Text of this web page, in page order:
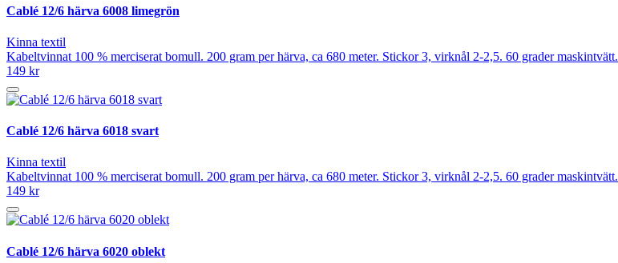
Cablé 12/6 härva 6008 limegrön
Kinna textil
Kabeltvinnat 100 % merciserat bomull. 200 gram per härva, ca 680 meter. Stickor 3, virknål 2-2,5. 60 grader maskintvätt.
149 kr
Cablé 12/6 härva 6018 svart
Kinna textil
Kabeltvinnat 100 % merciserat bomull. 200 gram per härva, ca 680 meter. Stickor 3, virknål 2-2,5. 60 grader maskintvätt.
149 kr
Cablé 12/6 härva 6020 oblekt